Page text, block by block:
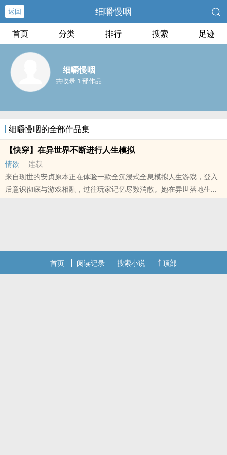
返回 细嚼慢咽
首页 分类 排行 搜索 足迹
细嚼慢咽
共收录 1 部作品
细嚼慢咽的全部作品集
【快穿】在异世界不断进行人生模拟
情欲
连载
来自现世的安贞原本正在体验一款全沉浸式全息模拟人生游戏，登入
后意识彻底与游戏相融，过往玩家记忆尽数消散。她在异世落地生
拟》还不错的话请不要忘记向您QQ群和微博里的朋友推荐哦！
首页
阅读记录 搜索小说 顶部